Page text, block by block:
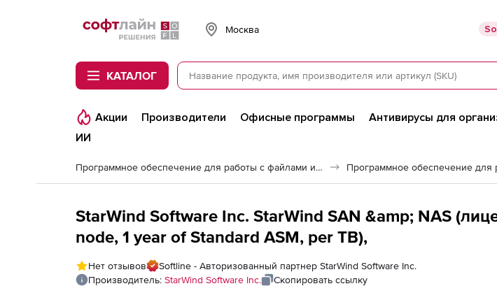
Softline
Москва
КАТАЛОГ
Акции Производители Офисные программы Антивирусы для
ИИ
Программное обеспечение для работы с файлами и дисками
StarWind Software Inc. StarWind SAN &amp; NAS
node, 1 year of Standard ASM, per TB),
Нет отзывов
Softline - Авторизованный партнер StarWind Software Inc.
Производитель: StarWind Software Inc. Скопировать ссылку